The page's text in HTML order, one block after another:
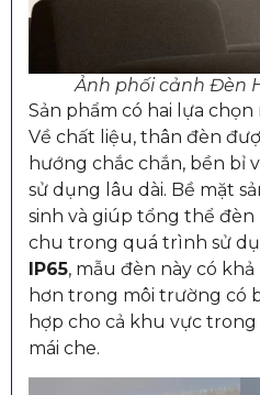
Ảnh phối cảnh Đèn
Sản phẩm có hai lựa chọn
Về chất liệu, thân đèn
hướng chắc chắn, bền bỉ
sử dụng lâu dài. Bề mặt
sinh và giúp tổng thể
chu trong quá trình sử
IP65, mẫu đèn này có
hơn trong môi trường có
hợp cho cả khu vực
mái che.